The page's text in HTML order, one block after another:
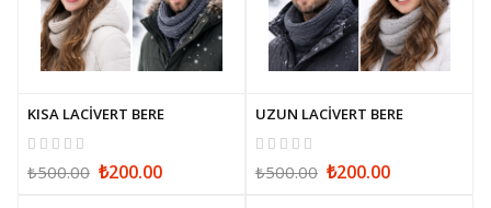
KISA LACİVERT BERE
₺500.00 ₺200.00
UZUN LACİVERT BERE
₺500.00 ₺200.00